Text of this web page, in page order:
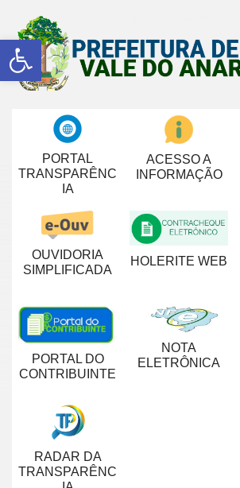
Abrir a barra de ferramentas
PORTAL
TRANSPARÊNC
IA
ACESSO A
INFORMAÇÃO
OUVIDORIA
SIMPLIFICADA
HOLERITE WEB
PORTAL DO
CONTRIBUINTE
NOTA
ELETRÔNICA
RADAR DA
TRANSPARÊNC